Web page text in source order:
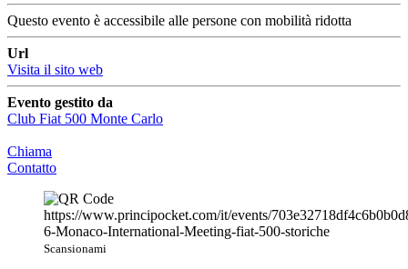
Questo evento è accessibile alle persone con mobilità ridotta
Url
Visita il sito web
Evento gestito da
Club Fiat 500 Monte Carlo
Chiama
Contatto
Scansionami